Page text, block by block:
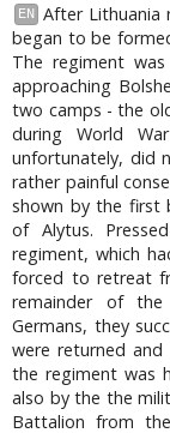
EN
After Lithuania
began to be
The regiment
approaching
two camps - the
during World
unfortunately, did
rather painful
shown by the first
of Alytus.
regiment, which
forced to retreat
remainder of
Germans, they
were returned
the regiment was
also by the the
Battalion from